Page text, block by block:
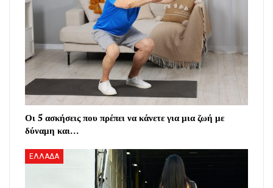
Οι 5 ασκήσεις που πρέπει να κάνετε για μια ζωή με
δύναμη και…
ΕΛΛΑΔΑ